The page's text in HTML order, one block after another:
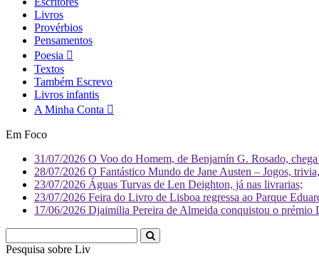
Livros
Provérbios
Pensamentos
Poesia
Textos
Também Escrevo
Livros infantis
A Minha Conta
Em Foco
31/07/2026 O Voo do Homem, de Benjamín G. Rosado,
28/07/2026 O Fantástico Mundo de Jane Austen – Jogos,
23/07/2026 Águas Turvas de Len Deighton, já nas livrarias;
23/07/2026 Feira do Livro de Lisboa regressa ao Parque
17/06/2026 Djaimilia Pereira de Almeida conquistou o
Pesquisa sobre Literatura